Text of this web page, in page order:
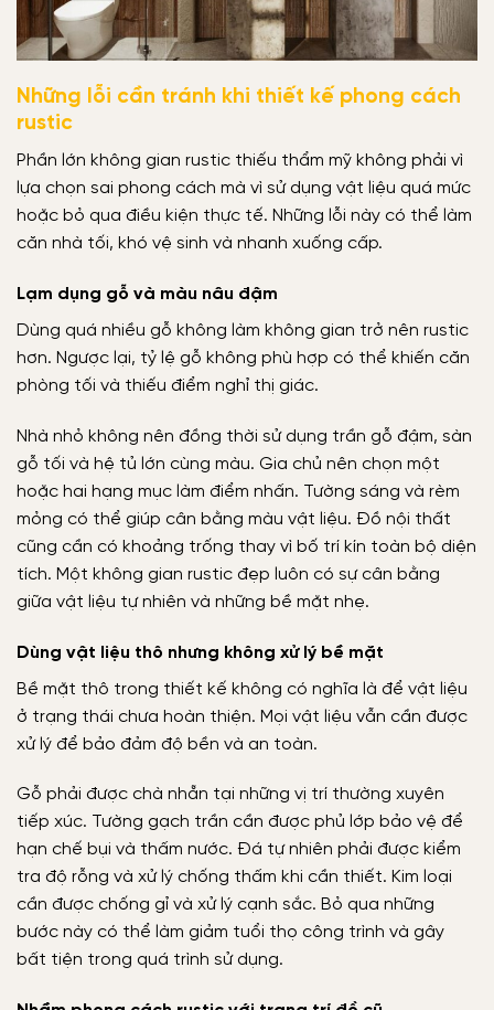
Những lỗi cần tránh khi thiết kế phong cách
rustic
Phần lớn không gian rustic thiếu thẩm mỹ không phải vì
lựa chọn sai phong cách mà vì sử dụng vật liệu quá mức
hoặc bỏ qua điều kiện thực tế. Những lỗi này có thể làm
căn nhà tối, khó vệ sinh và nhanh xuống cấp.
Lạm dụng gỗ và màu nâu đậm
Dùng quá nhiều gỗ không làm không gian trở nên rustic
hơn. Ngược lại, tỷ lệ gỗ không phù hợp có thể khiến căn
phòng tối và thiếu điểm nghỉ thị giác.
Nhà nhỏ không nên đồng thời sử dụng trần gỗ đậm, sàn
gỗ tối và hệ tủ lớn cùng màu. Gia chủ nên chọn một
hoặc hai hạng mục làm điểm nhấn. Tường sáng và rèm
mỏng có thể giúp cân bằng màu vật liệu. Đồ nội thất
cũng cần có khoảng trống thay vì bố trí kín toàn bộ diện
tích. Một không gian rustic đẹp luôn có sự cân bằng
giữa vật liệu tự nhiên và những bề mặt nhẹ.
Dùng vật liệu thô nhưng không xử lý bề mặt
Bề mặt thô trong thiết kế không có nghĩa là để vật liệu
ở trạng thái chưa hoàn thiện. Mọi vật liệu vẫn cần được
xử lý để bảo đảm độ bền và an toàn.
Gỗ phải được chà nhẵn tại những vị trí thường xuyên
tiếp xúc. Tường gạch trần cần được phủ lớp bảo vệ để
hạn chế bụi và thấm nước. Đá tự nhiên phải được kiểm
tra độ rỗng và xử lý chống thấm khi cần thiết. Kim loại
cần được chống gỉ và xử lý cạnh sắc. Bỏ qua những
bước này có thể làm giảm tuổi thọ công trình và gây
bất tiện trong quá trình sử dụng.